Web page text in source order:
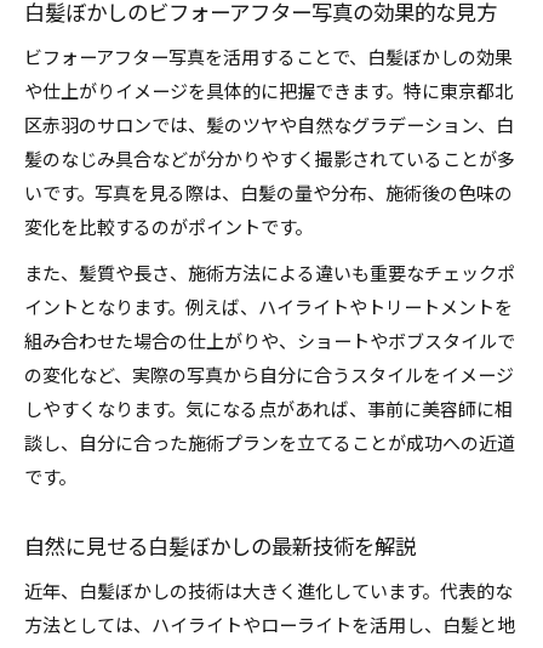
白髪ぼかしが叶える自然な仕上がりのコツ
白髪ぼかしで自然に見せるための工夫とは
自然な仕上がりを実現する白髪ぼかし技術
白髪ぼかしで目立たない髪色を作る方法
白髪ぼかしの失敗を防ぐ仕上がりポイント
自然な印象を与える白髪ぼかしの選び方
白髪ぼかし体験記で変わる美髪の秘訣
白髪ぼかし体験談から分かる施術の満足度
美髪を叶える白髪ぼかし体験の声を紹介
白髪ぼかしで自信が持てる髪に変わる体験談
白髪ぼかしのビフォーアフター写真の効果的な見方
ビフォーアフター写真を活用することで、白髪ぼかしの効果
や仕上がりイメージを具体的に把握できます。特に東京都北
区赤羽のサロンでは、髪のツヤや自然なグラデーション、白
髪のなじみ具合などが分かりやすく撮影されていることが多
いです。写真を見る際は、白髪の量や分布、施術後の色味の
変化を比較するのがポイントです。
また、髪質や長さ、施術方法による違いも重要なチェックポ
イントとなります。例えば、ハイライトやトリートメントを
組み合わせた場合の仕上がりや、ショートやボブスタイルで
の変化など、実際の写真から自分に合うスタイルをイメージ
しやすくなります。気になる点があれば、事前に美容師に相
談し、自分に合った施術プランを立てることが成功への近道
です。
自然に見せる白髪ぼかしの最新技術を解説
近年、白髪ぼかしの技術は大きく進化しています。代表的な
方法としては、ハイライトやローライトを活用し、白髪と地